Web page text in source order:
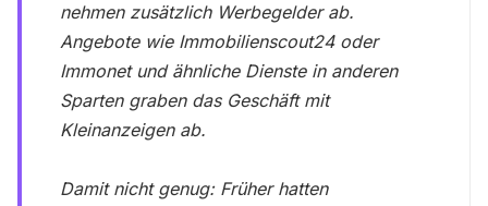
nehmen zusätzlich Werbegelder ab.
Angebote wie Immobilienscout24 oder
Immonet und ähnliche Dienste in anderen
Sparten graben das Geschäft mit
Kleinanzeigen ab.
Damit nicht genug: Früher hatten